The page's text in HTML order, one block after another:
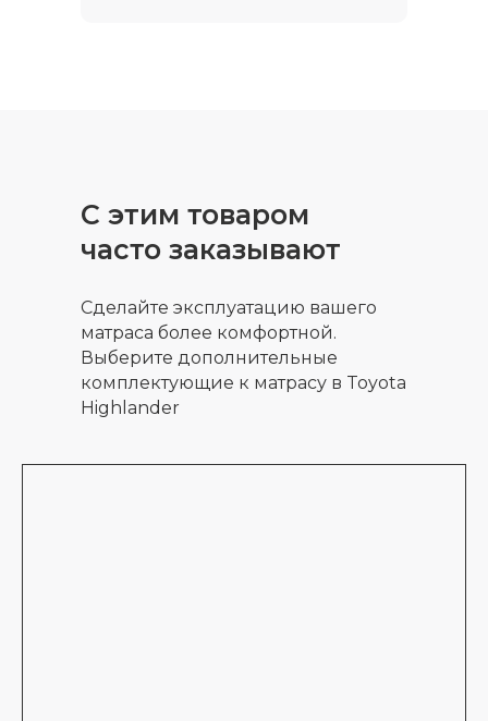
С этим товаром
часто заказывают
Сделайте эксплуатацию вашего
матраса более комфортной.
Выберите дополнительные
комплектующие к матрасу в Toyota
Highlander